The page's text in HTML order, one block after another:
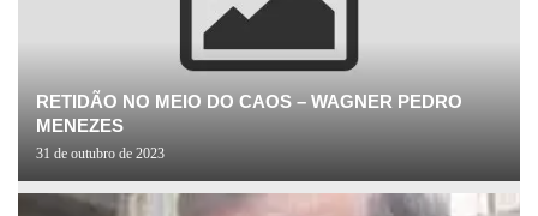
RETIDÃO NO MEIO DO CAOS – WAGNER PEDRO
MENEZES
31 de outubro de 2023